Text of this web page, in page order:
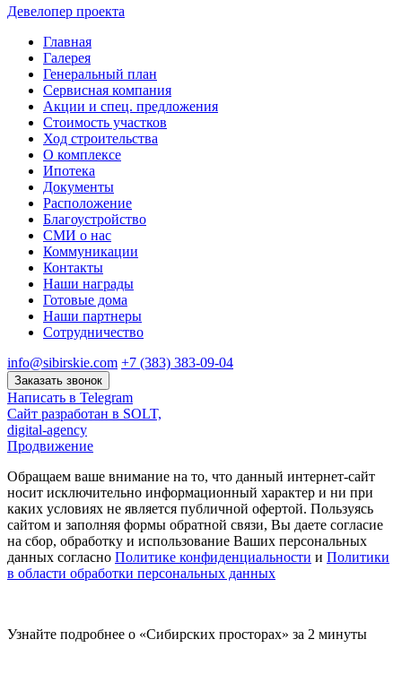
Девелопер проекта
Главная
Галерея
Генеральный план
Сервисная компания
Акции и спец. предложения
Стоимость участков
Ход строительства
О комплексе
Ипотека
Документы
Расположение
Благоустройство
СМИ о нас
Коммуникации
Контакты
Наши награды
Готовые дома
Наши партнеры
Сотрудничество
info@sibirskie.com +7 (383) 383-09-04
Заказать звонок
Написать в Telegram
Сайт разработан в SOLT,
digital-agency
Продвижение
Обращаем ваше внимание на то, что данный интернет-сайт
носит исключительно информационный характер и ни при
каких условиях не является публичной офертой. Пользуясь
сайтом и заполняя формы обратной связи, Вы даете согласие
на сбор, обработку и использование Ваших персональных
данных согласно Политике конфиденциальности и Политики
в области обработки персональных данных
Узнайте подробнее о «Сибирских просторах» за 2 минуты